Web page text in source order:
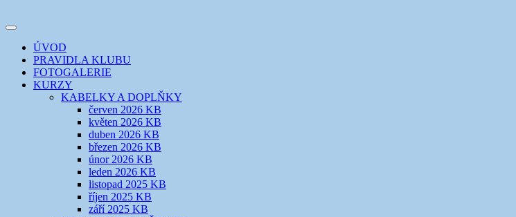
k
webuEVIKLUB
šicí klub
Toggle
navigation
ÚVOD
PRAVIDLA KLUBU
FOTOGALERIE
KURZY
KABELKY A DOPLŇKY
červen 2026 KB
květen 2026 KB
duben 2026 KB
březen 2026 KB
únor 2026 KB
leden 2026 KB
listopad 2025 KB
říjen 2025 KB
září 2025 KB